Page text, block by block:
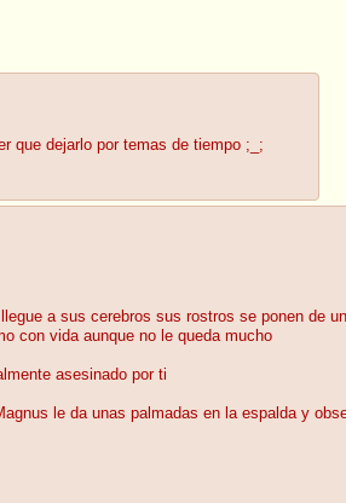
que dejarlo por temas de tiempo ;_;
a sus cerebros sus rostros se ponen de
con vida aunque no le queda mucho
asesinado por ti
le da unas palmadas en la espalda y